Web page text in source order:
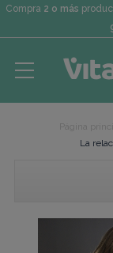
Compra 2 o más
La